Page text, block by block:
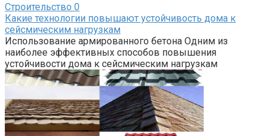
Строительство 0
Какие технологии повышают устойчивость дома к
сейсмическим нагрузкам
Использование армированного бетона Одним из
наиболее эффективных способов повышения
устойчивости дома к сейсмическим нагрузкам